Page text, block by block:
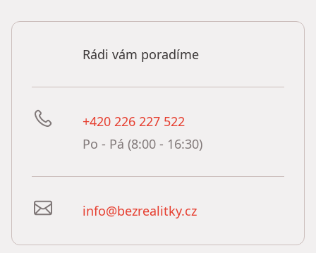
Rádi vám poradíme
+420 226 227 522
Po - Pá (8:00 - 16:30)
info@bezrealitky.cz